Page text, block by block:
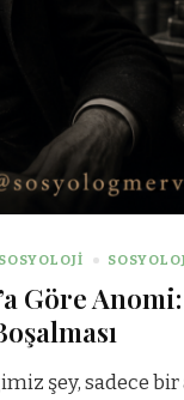
SOSYOLOJI
Göre
şey, sadece bir